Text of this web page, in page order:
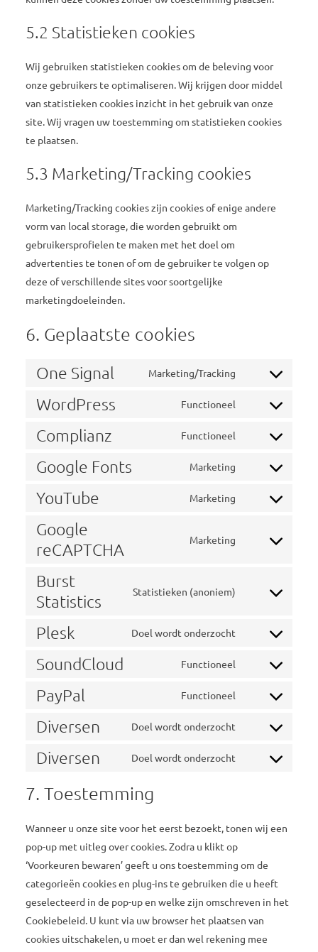
5.2 Statistieken cookies
Wij gebruiken statistieken cookies om de beleving voor
onze gebruikers te optimaliseren. Wij krijgen door middel
van statistieken cookies inzicht in het gebruik van onze
site. Wij vragen uw toestemming om statistieken cookies
te plaatsen.
5.3 Marketing/Tracking cookies
Marketing/Tracking cookies zijn cookies of enige andere
vorm van local storage, die worden gebruikt om
gebruikersprofielen te maken met het doel om
advertenties te tonen of om de gebruiker te volgen op
deze of verschillende sites voor soortgelijke
marketingdoeleinden.
6. Geplaatste cookies
One Signal Marketing/Tracking
Consent
WordPress Functioneel
Consent
wordpress
Complianz Functioneel
Consent
complianz
Google Fonts Marketing
Consent
YouTube Marketing
Consent
service
Google
reCAPTCHA
Marketing
Consent
google-
Burst
Statistics
Statistieken (anoniem)
Consent
service
statistics
Plesk Doel wordt onderzocht
Consent
SoundCloud Functioneel
Consent
soundcloud
PayPal Functioneel
Consent
paypal
Diversen Doel wordt onderzocht
Consent
Diversen Doel wordt onderzocht
Consent
7. Toestemming
Wanneer u onze site voor het eerst bezoekt, tonen wij een
pop-up met uitleg over cookies. Zodra u klikt op
‘Voorkeuren bewaren’ geeft u ons toestemming om de
categorieën cookies en plug-ins te gebruiken die u heeft
geselecteerd in de pop-up en welke zijn omschreven in het
Cookiebeleid. U kunt via uw browser het plaatsen van
cookies uitschakelen, u moet er dan wel rekening mee